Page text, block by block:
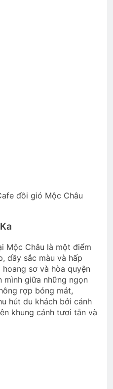
đồi gió Mộc Châu
Mộc Châu là một điểm
đầy sắc màu và hấp
sơ và hòa quyện
mình giữa những ngọn
rợp bóng mát,
hút du khách bởi cánh
khung cảnh tươi tắn và